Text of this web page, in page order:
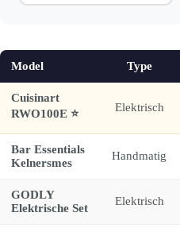
Model Type
Cuisinart
RWO100E ⭐
Elektrisch
Bar Essentials
Kelnersmes
Handmatig
GODLY
Elektrische Set
Elektrisch